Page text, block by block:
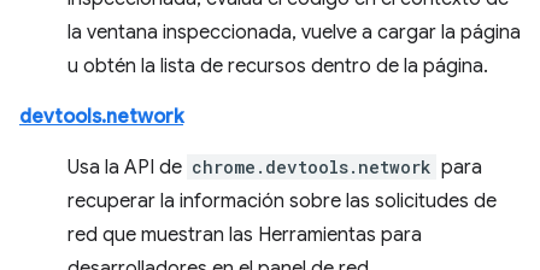
la ventana inspeccionada, vuelve a cargar la página
u obtén la lista de recursos dentro de la página.
devtools.network
Usa la API de chrome.devtools.network para
recuperar la información sobre las solicitudes de
red que muestran las Herramientas para